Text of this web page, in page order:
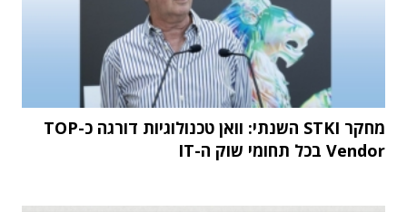
מחקר STKI השנתי: וואן טכנולוגיות דורגה כ-TOP
Vendor בכל תחומי שוק ה-IT